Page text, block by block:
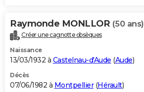
Raymonde MONLLOR (50 ans)
Créer une cagnotte obsèques
Naissance
13/03/1932 à Castelnau-d'Aude (Aude)
Décès
07/06/1982 à Montpellier(Hérault)